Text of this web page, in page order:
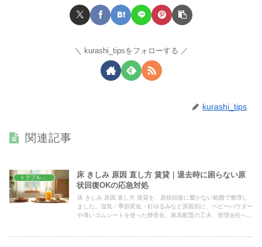
kurashi_tipsをフォローする
kurashi_tips
関連記事
トラブル解決
床 きしみ 原因 直し方 賃貸｜退去時に困らない原
状回復OKの応急対処
床 きしみ 原因 直し方 賃貸を、原状回復に響かない範囲で整理し
ました。湿気・季節変化・釘ゆるみなど原因別に、ベビーパウダー
や薄いゴムシートを使った静音化、家具配置の工夫、管理会社へ連